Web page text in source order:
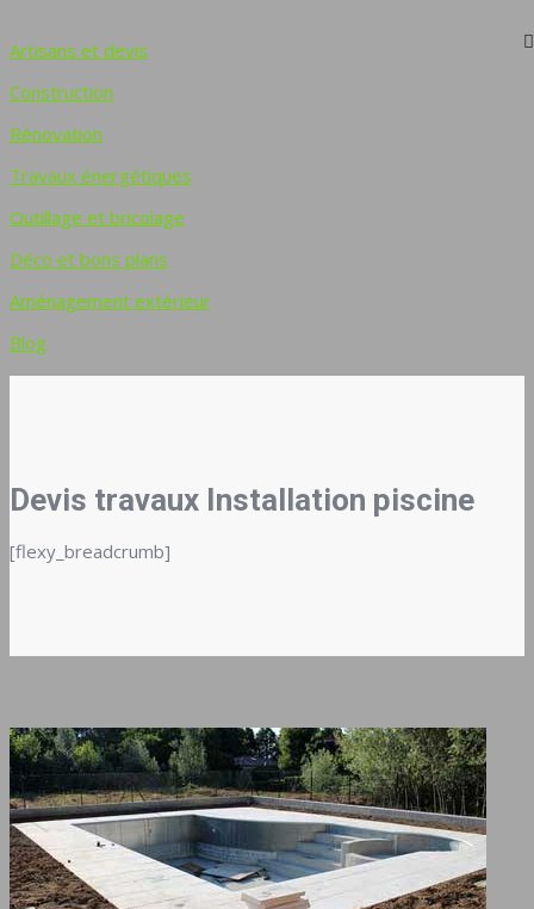
Artisans et devis
Construction
Rénovation
Travaux énergétiques
Outillage et bricolage
Déco et bons plans
Aménagement extérieur
Blog
Devis travaux Installation piscine
[flexy_breadcrumb]